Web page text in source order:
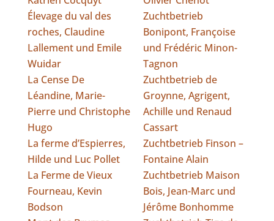
Élevage du val des
roches, Claudine
Lallement und Emile
Wuidar
La Cense De
Léandine, Marie-
Pierre und Christophe
Hugo
La ferme d’Espierres,
Hilde und Luc Pollet
La Ferme de Vieux
Fourneau, Kevin
Bodson
Zuchtbetrieb
Bonipont, Françoise
und Frédéric Minon-
Tagnon
Zuchtbetrieb de
Groynne, Agrigent,
Achille und Renaud
Cassart
Zuchtbetrieb Finson –
Fontaine Alain
Zuchtbetrieb Maison
Bois, Jean-Marc und
Jérôme Bonhomme